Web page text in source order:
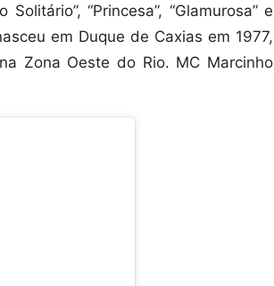
“Princesa”, “Glamurosa” e
em Duque de Caxias em 1977,
Zona Oeste do Rio. MC Marcinho